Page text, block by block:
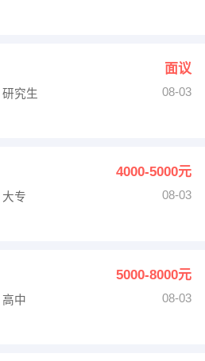
面议
研究生
08-03
4000-5000元
大专
08-03
5000-8000元
高中
08-03